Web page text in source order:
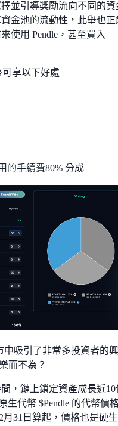
並引導獎勵流向不同的資
金池的流動性，此舉也正
使用 Pendle，甚至買入
可享以下好處
的手續費80% 分成
中吸引了非常多投資者的興
而不為？
，鏈上鎖定資產成長近10
生代幣 $Pendle 的代幣價
31日算起，價格也是硬